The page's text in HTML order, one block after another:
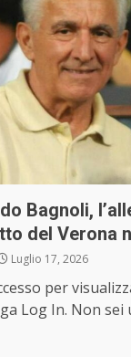
Bagnoli,
del Verona
Luglio 17, 2026
per
Log In. Non sei